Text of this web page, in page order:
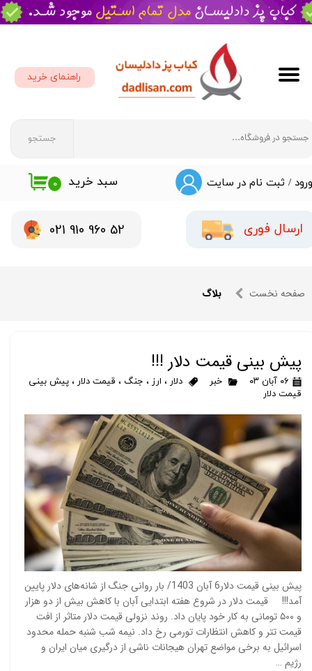
جستجو
راهنمای خرید
/ ثبت نام در سایت
حساب کاربری من
تغییر گذر واژه
۰ سبد خرید
​​021 910 960 52 ارسال فوری
صفحه نخست بلاگ
پیش بینی قیمت دلار !!!
۰۶ آبان ۰۳ خبر دلار ، ارز ، جنگ ، قیمت دلار ، پیش بینی
قیمت دلار
پیش‌ بینی قیمت دلار6 آبان 1403/ بار روانی جنگ از شانه‌های دلار پایین
آمد!!! قیمت دلار در شروع هفته ابتدایی آبان با کاهش بیش از دو هزار
و ۵۰۰ تومانی به کار خود پایان داد. روند نزولی قیمت دلار متاثر از افت
قیمت تتر و کاهش انتظارات تورمی رخ داد. نیمه شب شنبه حمله محدود
اسرائیل به برخی مواضع تهران هیجانات ناشی از درگیری میان ایران و
رژیم …